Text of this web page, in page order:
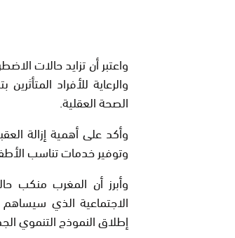
واعتبر أن تزايد حالات
والرعاية للأفراد
الصحة العقلية.
وأكد على أهمية إزالة
وتوفير خدمات تناسب
وأبرز أن المغرب منكب
الاجتماعية الذي
إطلاق النموذج التنموي